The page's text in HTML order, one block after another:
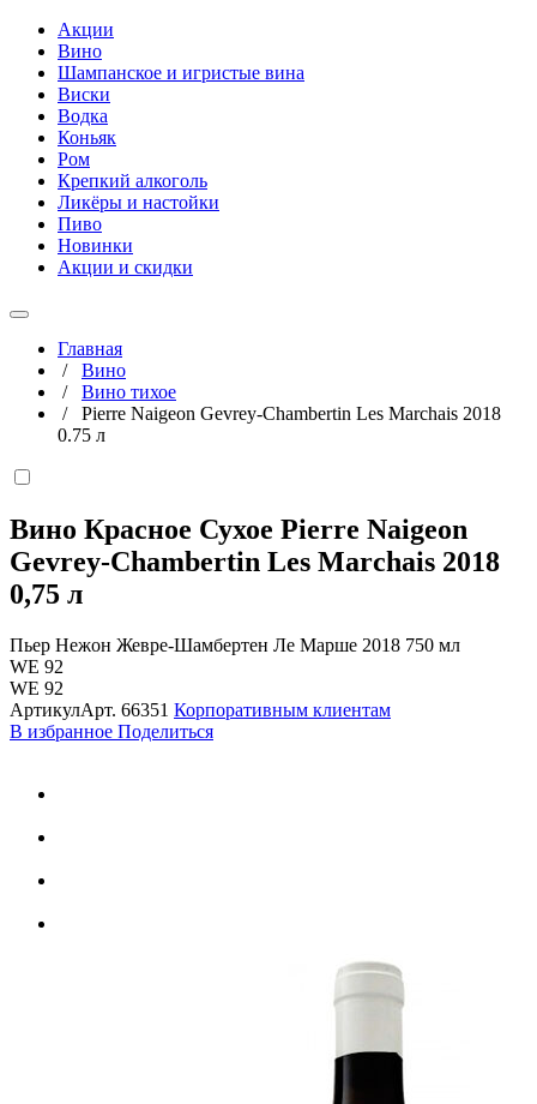
Акции
Вино
Шампанское и игристые вина
Виски
Водка
Коньяк
Ром
Крепкий алкоголь
Ликёры и настойки
Пиво
Новинки
Акции и скидки
Главная
/ Вино
/ Вино тихое
/ Pierre Naigeon Gevrey-Chambertin Les Marchais 2018
0.75 л
Вино Красное Сухое Pierre Naigeon
Gevrey-Chambertin Les Marchais 2018
0,75 л
Пьер Нежон Жевре-Шамбертен Ле Марше 2018 750 мл
WE 92
WE 92
АртикулАрт. 66351 Корпоративным клиентам
В избранное Поделиться